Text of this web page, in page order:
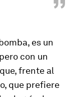
”
es un
con un
frente al
que prefiere